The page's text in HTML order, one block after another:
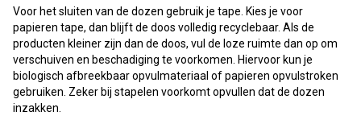
Voor het sluiten van de dozen gebruik je tape. Kies je voor
papieren tape, dan blijft de doos volledig recyclebaar. Als de
producten kleiner zijn dan de doos, vul de loze ruimte dan op om
verschuiven en beschadiging te voorkomen. Hiervoor kun je
biologisch afbreekbaar opvulmateriaal of papieren opvulstroken
gebruiken. Zeker bij stapelen voorkomt opvullen dat de dozen
inzakken.